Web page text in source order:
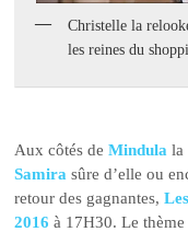
Christelle la
les reines du
Aux côtés deMindula la
Samira sûre d’elle ou
retour des gagnantes,
2016 à 17H30. Le